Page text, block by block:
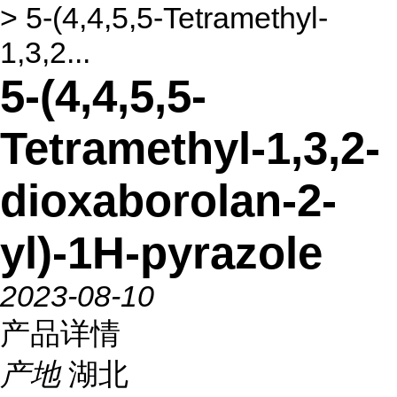
> 5-(4,4,5,5-Tetramethyl-
1,3,2...
5-(4,4,5,5-
Tetramethyl-1,3,2-
dioxaborolan-2-
yl)-1H-pyrazole
2023-08-10
产品详情
产地 湖北